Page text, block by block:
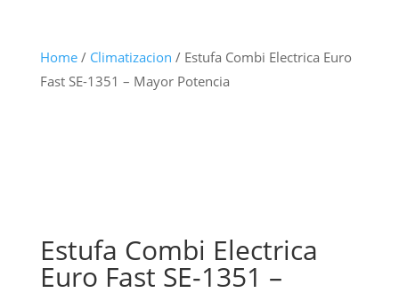
Home/ Climatizacion / Estufa Combi Electrica Euro
Fast SE-1351 – Mayor Potencia
Estufa Combi Electrica
Euro Fast SE-1351 –